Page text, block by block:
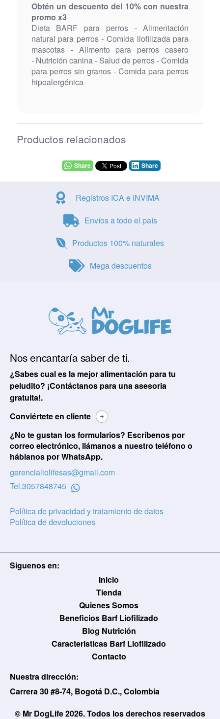
Obtén un descuento del 10% con nuestra
promo x3
Dieta BARF para perros - Alimentación
natural para perros - Comida liofilizada para
mascotas - Alimento para perros casero
- Nutrición canina - Salud de perros - Comida
para perros sin granos - Comida para perros
hipoalergénica
Productos relacionados
Share Share
Registros ICA e INVIMA
Envíos a todo el país
Productos 100% naturales
Mega descuentos
Nos encantaría saber de ti.
¿Sabes cual es la mejor alimentación para tu
peludito? ¡Contáctanos para una asesoria
gratuita!.
Conviértete en cliente
¿No te gustan los formularios? Escríbenos por
correo electrónico, llámanos a nuestro teléfono o
háblanos por WhatsApp.
gerencialiolifesas@gmail.com
Tel.3057848745
Política de privacidad y tratamiento de datos
Política de devoluciones
Nuestra dirección:
Carrera 30 #8-74, Bogotá D.C., Colombia
Siguenos en:
Inicio
Tienda
Quienes Somos
Beneficios Barf Liofilizado
Blog Nutrición
Caracteristicas Barf Liofilizado
Contacto
© Mr DogLife 2026. Todos los derechos reservados
Ingresar